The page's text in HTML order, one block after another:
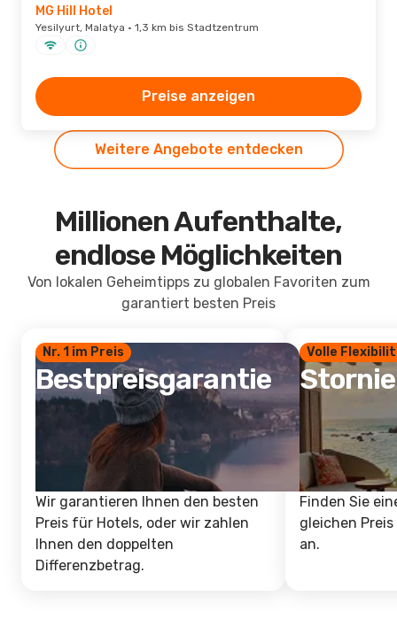
MG Hill Hotel
Yesilyurt, Malatya · 1,3 km bis Stadtzentrum
Preise anzeigen
Weitere Angebote entdecken
Millionen Aufenthalte,
endlose Möglichkeiten
Von lokalen Geheimtipps zu globalen Favoriten zum
garantiert besten Preis
Nr. 1 im Preis
Bestpreisgarantie
Wir garantieren Ihnen den besten
Preis für Hotels, oder wir zahlen
Ihnen den doppelten
Differenzbetrag.
Volle
Finden Sie
gleichen
an.